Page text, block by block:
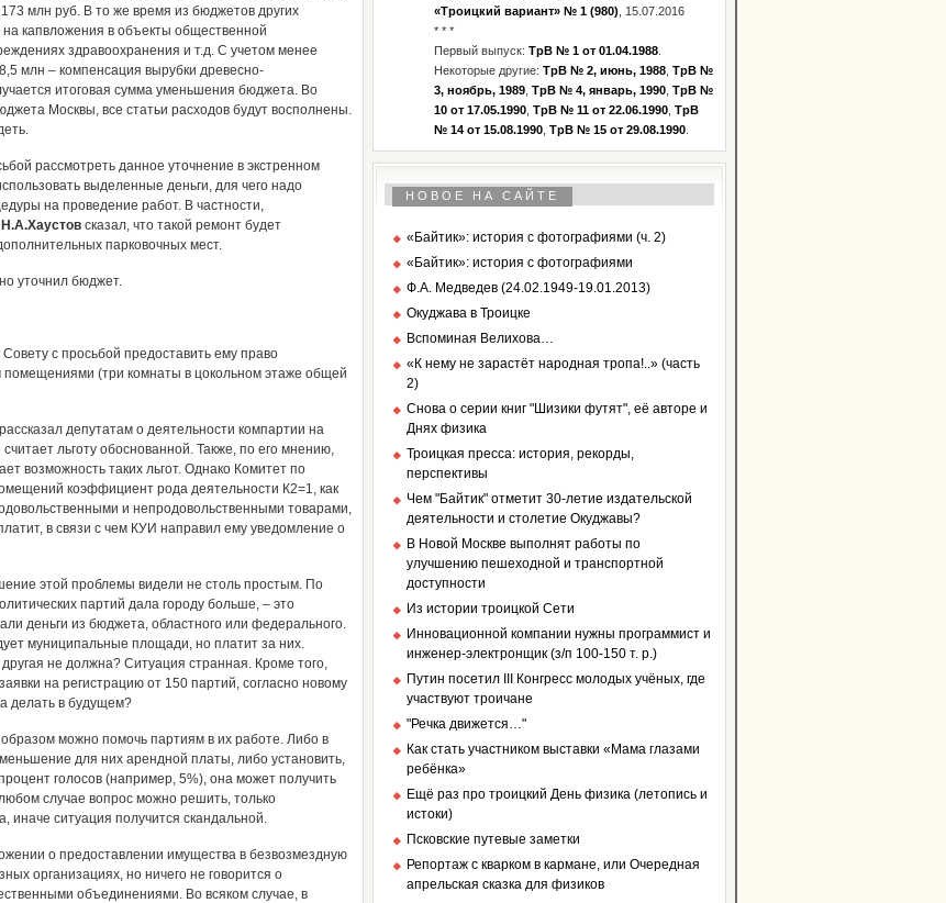
млн руб. В то же время из бюджетов других
капвложения в объекты общественной
здравоохранения и т.д. С учетом менее
млн – компенсация вырубки древесно-
итоговая сумма уменьшения бюджета. Во
Москвы, все статьи расходов будут восполнены.
рассмотреть данное уточнение в экстренном
выделенные деньги, для чего надо
на проведение работ. В частности,
Н.А.Хаустов сказал, что такой ремонт будет
парковочных мест.
уточнил бюджет.
с просьбой предоставить ему право
(три комнаты в цокольном этаже общей
рассказал депутатам о деятельности компартии на
льготу обоснованной. Также, по его мнению,
возможность таких льгот. Однако Комитет по
коэффициент рода деятельности К2=1, как
и непродовольственными товарами,
в связи с чем КУИ направил ему уведомление о
этой проблемы видели не столь простым. По
партий дала городу больше, – это
деньги из бюджета, областного или федерального.
муниципальные площади, но платит за них.
не должна? Ситуация странная. Кроме того,
на регистрацию от 150 партий, согласно новому
делать в будущем?
можно помочь партиям в их работе. Либо в
для них арендной платы, либо установить,
голосов (например, 5%), она может получить
случае вопрос можно решить, только
иначе ситуация получится скандальной.
о предоставлении имущества в безвозмездную
организациях, но ничего не говорится о
объединениями. Во всяком случае, в
«Троицкий вариант» № 1 (980) , 15.07.2016
* * *
Первый выпуск: ТрВ № 1 от 01.04.1988
Некоторые другие: ТрВ № 2, июнь, 1988 ТрВ №
3, ноябрь, 1989 ТрВ № 4, январь, 1990 ТрВ №
10 от 17.05.1990 ТрВ № 11 от 22.06.1990 ТрВ
№ 14 от 15.08.1990 ТрВ № 15 от 29.08.1990
НОВОЕ НА САЙТЕ
«Байтик»: история с фотографиями (ч. 2)
«Байтик»: история с фотографиями
Ф.А. Медведев (24.02.1949-19.01.2013)
Окуджава в Троицке
Вспоминая Велихова…
«К нему не зарастёт народная тропа!..» (часть
2)
Снова о серии книг "Шизики футят", её авторе и
Днях физика
Троицкая пресса: история, рекорды,
перспективы
Чем "Байтик" отметит 30-летие издательской
деятельности и столетие Окуджавы?
В Новой Москве выполнят работы по
улучшению пешеходной и транспортной
доступности
Из истории троицкой Сети
Инновационной компании нужны программист и
инженер-электронщик (з/п 100-150 т. р.)
Путин посетил III Конгресс молодых учёных, где
участвуют троичане
"Речка движется…"
Как стать участником выставки «Мама глазами
ребёнка»
Ещё раз про троицкий День физика (летопись и
истоки)
Псковские путевые заметки
Репортаж с кварком в кармане, или Очередная
апрельская сказка для физиков